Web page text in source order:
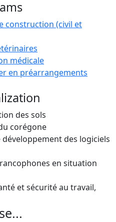
construction (civil et
médicale
en préarrangements
des sols
corégone
des logiciels
en situation
et sécurité au travail,